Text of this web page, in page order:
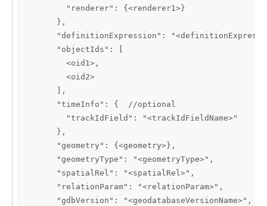
        "renderer": {<renderer1>}
      },
"definitionExpression":
      "objectIds": [
        <oid1>,
        <oid2>
      ],
      "timeInfo": {  //optional
        "trackIdField": "<trackIdFieldName>"
      },
      "geometry": {<geometry>},
      "geometryType": "<geometryType>",
      "spatialRel": "<spatialRel>",
      "relationParam": "<relationParam>",
      "gdbVersion": "<geodatabaseVersionName>",